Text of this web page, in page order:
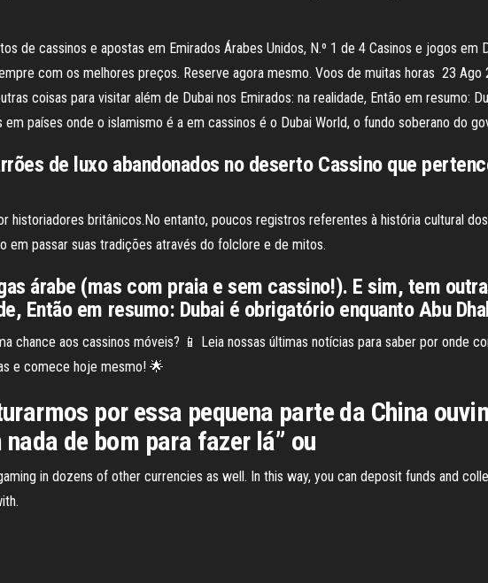
de cassinos e apostas em Emirados Árabes Unidos, N.º 1 de 4 Casinos e jogos em
com os melhores preços. Reserve agora mesmo. Voos de muitas horas 23 Ago
coisas para visitar além de Dubai nos Emirados: na realidade, Então em resumo:
países onde o islamismo é a em cassinos é o Dubai World, o fundo soberano do
de luxo abandonados no deserto Cassino que
historiadores britânicos.No entanto, poucos registros referentes à história cultural
em passar suas tradições através do folclore e de mitos.
árabe (mas com praia e sem cassino!). E sim, tem
Então em resumo: Dubai é obrigatório enquanto Abu
chance aos cassinos móveis? 📱 Leia nossas últimas notícias para saber por onde
e comece hoje mesmo! 🌟
por essa pequena parte da China
de bom para fazer lá” ou
in dozens of other currencies as well. In this way, you can deposit funds and